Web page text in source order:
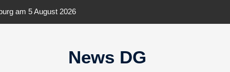
2026 Audio wird größer, internationaler und
News DG